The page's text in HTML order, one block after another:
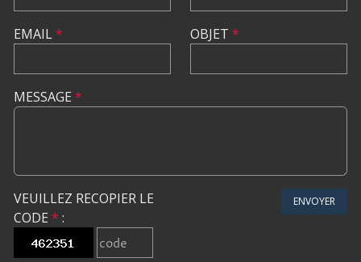
EMAIL* OBJET *
MESSAGE *
VEUILLEZ RECOPIER LE
CODE * :
ENVOYER